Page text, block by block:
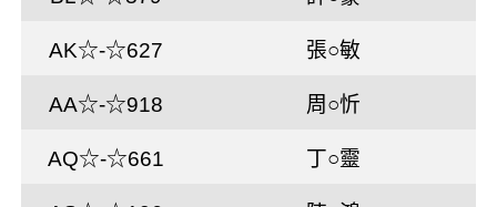
AK☆-☆627 張○敏
AA☆-☆918 周○忻
AQ☆-☆661 丁○靈